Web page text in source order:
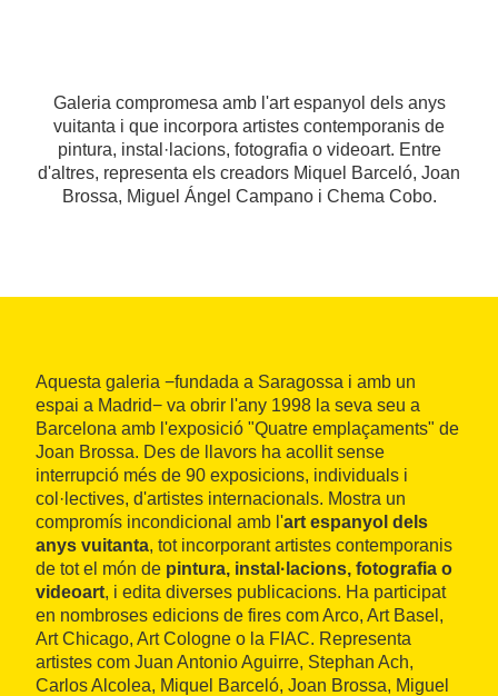
Galeria compromesa amb l'art espanyol dels anys
vuitanta i que incorpora artistes contemporanis de
pintura, instal·lacions, fotografia o videoart. Entre
d'altres, representa els creadors Miquel Barceló, Joan
Brossa, Miguel Ángel Campano i Chema Cobo.
Aquesta galeria −fundada a Saragossa i amb un
espai a Madrid− va obrir l'any 1998 la seva seu a
Barcelona amb l'exposició "Quatre emplaçaments" de
Joan Brossa. Des de llavors ha acollit sense
interrupció més de 90 exposicions, individuals i
col·lectives, d'artistes internacionals. Mostra un
compromís incondicional amb l'art espanyol dels
anys vuitanta, tot incorporant artistes contemporanis
de tot el món de pintura, instal·lacions, fotografia o
videoart, i edita diverses publicacions. Ha participat
en nombroses edicions de fires com Arco, Art Basel,
Art Chicago, Art Cologne o la FIAC. Representa
artistes com Juan Antonio Aguirre, Stephan Ach,
Carlos Alcolea, Miquel Barceló, Joan Brossa, Miguel